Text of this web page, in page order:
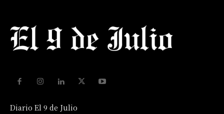
Diario El 9 de Julio